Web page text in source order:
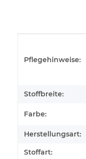
Pflegehinweise:
Stoffbreite:
Farbe:
Herstellungsart:
Stoffart: